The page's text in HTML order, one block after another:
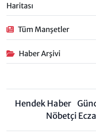
Haritası
Tüm Manşetler
Haber Arşivi
Hendek Haber
Nöbetçi